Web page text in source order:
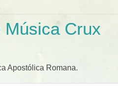
Música Crux
Apostólica Romana.